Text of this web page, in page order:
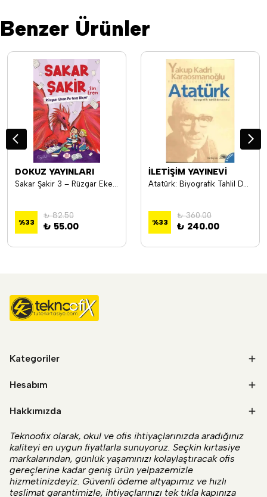
Benzer Ürünler
DOKUZ YAYINLARI
Sakar Şakir 3 – Rüzgar Eken Fırtına Biçer - Sin Eren
%33
₺ 82.50
₺ 55.00
İLETİŞİM YAYINEVİ
Atatürk: Biyografik Tahlil Denemsesi Bütün Eserleri 8 - Yakup Kadri Karaosmanoğlu
%33
₺ 360.00
₺ 240.00
Kategoriler
Hesabım
Hakkımızda
Teknoofix olarak, okul ve ofis ihtiyaçlarınızda aradığınız
kaliteyi en uygun fiyatlarla sunuyoruz. Seçkin kırtasiye
markalarından, günlük yaşamınızı kolaylaştıracak ofis
gereçlerine kadar geniş ürün yelpazemizle
hizmetinizdeyiz. Güvenli ödeme altyapımız ve hızlı
teslimat garantimizle, ihtiyaçlarınızı tek tıkla kapınıza